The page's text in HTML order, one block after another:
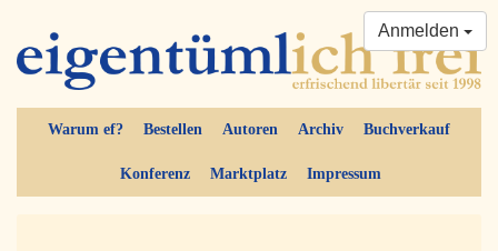
Warum ef? Bestellen Autoren Archiv Buchverkauf
Konferenz Marktplatz Impressum
Anmelden